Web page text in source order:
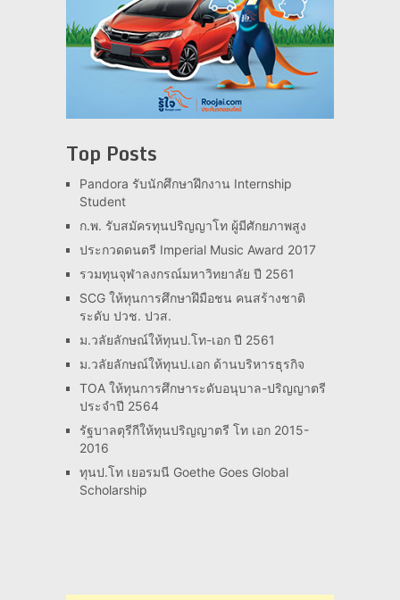
Top Posts
Pandora รับนักศึกษาฝึกงาน Internship
Student
ก.พ. รับสมัครทุนปริญญาโท ผู้มีศักยภาพสูง
ประกวดดนตรี Imperial Music Award 2017
รวมทุนจุฬาลงกรณ์มหาวิทยาลัย ปี 2561
SCG ให้ทุนการศึกษาฝึมือชน คนสร้างชาติ
ระดับ ปวช. ปวส.
ม.วลัยลักษณ์ให้ทุนป.โท-เอก ปี 2561
ม.วลัยลักษณ์ให้ทุนป.เอก ด้านบริหารธุรกิจ
TOA ให้ทุนการศึกษาระดับอนุบาล-ปริญญาตรี
ประจำปี 2564
รัฐบาลตุรีกีให้ทุนปริญญาตรี โท เอก 2015-
2016
ทุนป.โท เยอรมนี Goethe Goes Global
Scholarship